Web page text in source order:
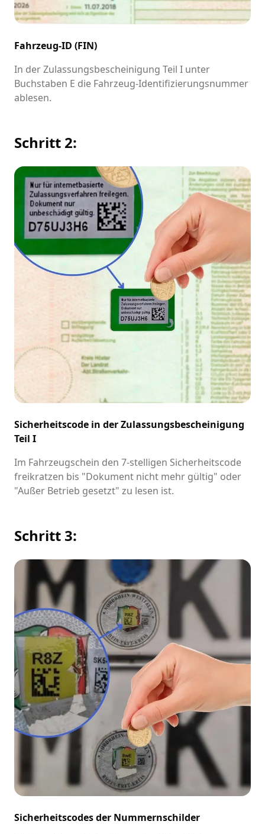
Fahrzeug-ID (FIN)
In der Zulassungsbescheinigung Teil I unter
Buchstaben E die Fahrzeug-Identifizierungsnummer
ablesen.
Schritt 2:
Sicherheitscode in der Zulassungsbescheinigung
Teil I
Im Fahrzeugschein den 7-stelligen Sicherheitscode
freikratzen bis "Dokument nicht mehr gültig" oder
"Außer Betrieb gesetzt" zu lesen ist.
Schritt 3:
Sicherheitscodes der Nummernschilder